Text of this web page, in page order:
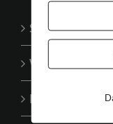
Startseite
Werbung
Business